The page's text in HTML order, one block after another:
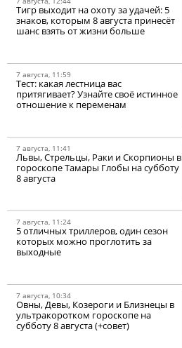
Тигр выходит на охоту за удачей: 5
знаков, которым 8 августа принесёт
шанс взять от жизни больше
7 августа, 11:59
Тест: какая лестница вас
притягивает? Узнайте своё истинное
отношение к переменам
7 августа, 11:41
Львы, Стрельцы, Раки и Скорпионы в
гороскопе Тамары Глобы на субботу
8 августа
7 августа, 11:24
5 отличных триллеров, один сезон
которых можно проглотить за
выходные
7 августа, 10:34
Овны, Девы, Козероги и Близнецы в
ультракоротком гороскопе на
субботу 8 августа (+совет)